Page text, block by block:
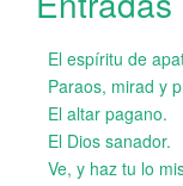
El espíritu de
Paraos, mirad y
El altar pagano.
El Dios sanador.
Ve, y haz tu lo